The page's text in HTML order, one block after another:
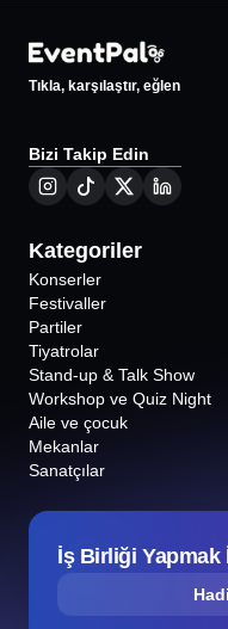
Tıkla, karşılaştır, eğlen
Bizi Takip Edin
Kategoriler
Konserler
Festivaller
Partiler
Tiyatrolar
Stand-up & Talk Show
Workshop ve Quiz Night
Aile ve çocuk
Mekanlar
Sanatçılar
İş Birliği Yapmak